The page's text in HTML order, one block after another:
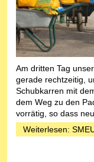
Am dritten Tag
gerade rechtzeitig,
Schubkarren mit
dem Weg zu den
vorrätig, so dass
Weiterlesen: